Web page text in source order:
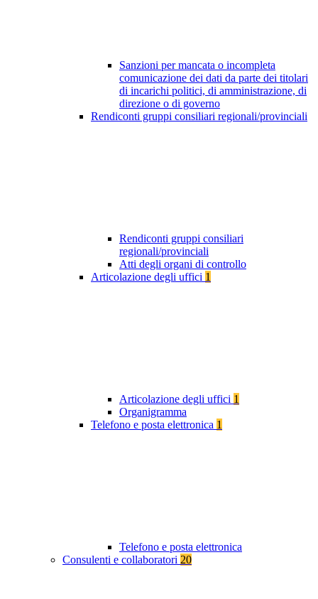
Sanzioni per mancata o incompleta
comunicazione dei dati da parte dei titolari
di incarichi politici, di amministrazione, di
direzione o di governo
Rendiconti gruppi consiliari regionali/provinciali
Rendiconti gruppi consiliari
regionali/provinciali
Atti degli organi di controllo
Articolazione degli uffici 1
Articolazione degli uffici 1
Organigramma
Telefono e posta elettronica 1
Telefono e posta elettronica
Consulenti e collaboratori 20